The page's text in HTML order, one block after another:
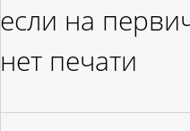
если на
нет печати